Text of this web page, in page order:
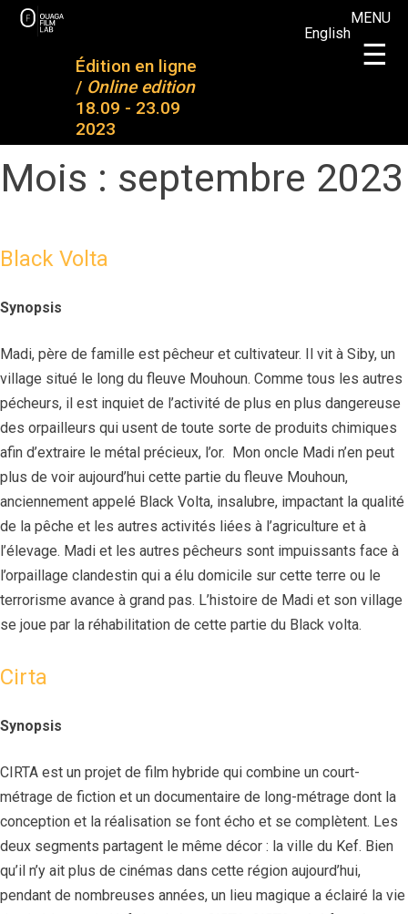
Skip
OUAGA FILM LAB
Plateforme de rencontres entre des jeunes talents
Édition en ligne
/ Online edition
18.09 - 23.09
2023
English
MENU
☰
×
A propos
de OFL
réalisés
Contact
OFL 2023
& formation
Mois : septembre 2023
Black Volta
Synopsis
Madi, père de famille est pêcheur et cultivateur. Il vit à Siby, un
village situé le long du fleuve Mouhoun. Comme tous les autres
pécheurs, il est inquiet de l’activité de plus en plus dangereuse
des orpailleurs qui usent de toute sorte de produits chimiques
afin d’extraire le métal précieux, l’or. Mon oncle Madi n’en peut
plus de voir aujourd’hui cette partie du fleuve Mouhoun,
anciennement appelé Black Volta, insalubre, impactant la qualité
de la pêche et les autres activités liées à l’agriculture et à
l’élevage. Madi et les autres pêcheurs sont impuissants face à
l’orpaillage clandestin qui a élu domicile sur cette terre ou le
terrorisme avance à grand pas. L’histoire de Madi et son village
se joue par la réhabilitation de cette partie du Black volta.
Cirta
Synopsis
CIRTA est un projet de film hybride qui combine un court-
métrage de fiction et un documentaire de long-métrage dont la
conception et la réalisation se font écho et se complètent. Les
deux segments partagent le même décor : la ville du Kef. Bien
qu’il n’y ait plus de cinémas dans cette région aujourd’hui,
pendant de nombreuses années, un lieu magique a éclairé la vie